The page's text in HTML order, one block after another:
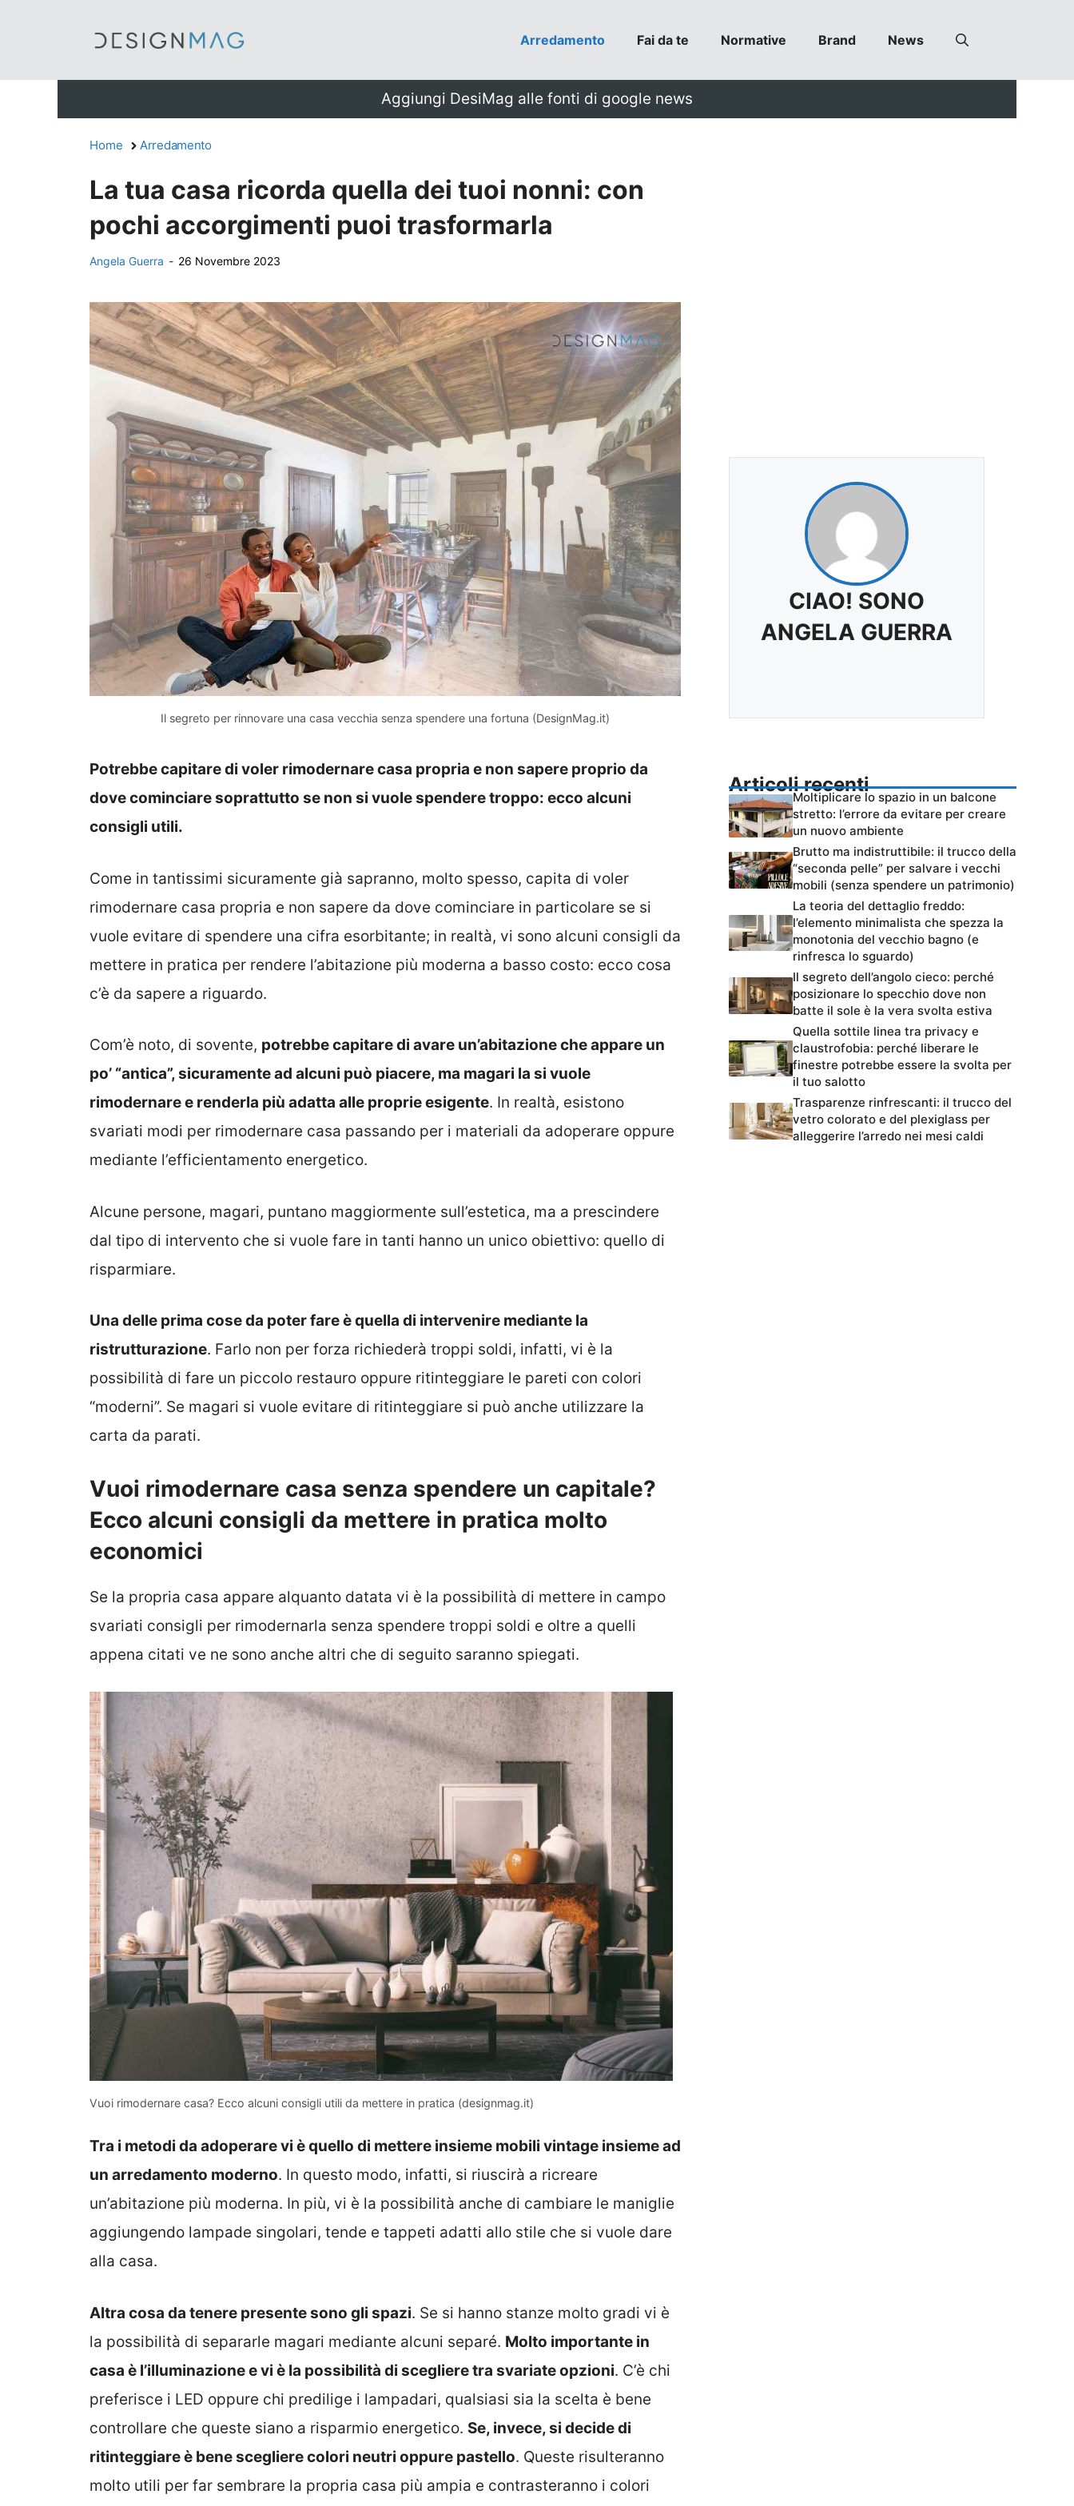
Arredamento Fai da te Normative Brand News
Aggiungi DesiMag alle fonti di google news
Home Arredamento
La tua casa ricorda quella dei tuoi nonni: con
pochi accorgimenti puoi trasformarla
Angela Guerra - 26 Novembre 2023
Il segreto per rinnovare una casa vecchia senza spendere una fortuna (DesignMag.it)
Potrebbe capitare di voler rimodernare casa propria e non sapere proprio da
dove cominciare soprattutto se non si vuole spendere troppo: ecco alcuni
consigli utili.
Come in tantissimi sicuramente già sapranno, molto spesso, capita di voler
rimodernare casa propria e non sapere da dove cominciare in particolare se si
vuole evitare di spendere una cifra esorbitante; in realtà, vi sono alcuni consigli da
mettere in pratica per rendere l’abitazione più moderna a basso costo: ecco cosa
c’è da sapere a riguardo.
Com’è noto, di sovente, potrebbe capitare di avare un’abitazione che appare un
po’ “antica”, sicuramente ad alcuni può piacere, ma magari la si vuole
rimodernare e renderla più adatta alle proprie esigente. In realtà, esistono
svariati modi per rimodernare casa passando per i materiali da adoperare oppure
mediante l’efficientamento energetico.
Alcune persone, magari, puntano maggiormente sull’estetica, ma a prescindere
dal tipo di intervento che si vuole fare in tanti hanno un unico obiettivo: quello di
risparmiare.
Una delle prima cose da poter fare è quella di intervenire mediante la
ristrutturazione. Farlo non per forza richiederà troppi soldi, infatti, vi è la
possibilità di fare un piccolo restauro oppure ritinteggiare le pareti con colori
“moderni”. Se magari si vuole evitare di ritinteggiare si può anche utilizzare la
carta da parati.
Vuoi rimodernare casa senza spendere un capitale?
Ecco alcuni consigli da mettere in pratica molto
economici
Se la propria casa appare alquanto datata vi è la possibilità di mettere in campo
svariati consigli per rimodernarla senza spendere troppi soldi e oltre a quelli
appena citati ve ne sono anche altri che di seguito saranno spiegati.
Vuoi rimodernare casa? Ecco alcuni consigli utili da mettere in pratica (designmag.it)
Tra i metodi da adoperare vi è quello di mettere insieme mobili vintage insieme ad
un arredamento moderno. In questo modo, infatti, si riuscirà a ricreare
un’abitazione più moderna. In più, vi è la possibilità anche di cambiare le maniglie
aggiungendo lampade singolari, tende e tappeti adatti allo stile che si vuole dare
alla casa.
Altra cosa da tenere presente sono gli spazi. Se si hanno stanze molto gradi vi è
la possibilità di separarle magari mediante alcuni separé. Molto importante in
casa è l’illuminazione e vi è la possibilità di scegliere tra svariate opzioni. C’è chi
preferisce i LED oppure chi predilige i lampadari, qualsiasi sia la scelta è bene
controllare che queste siano a risparmio energetico. Se, invece, si decide di
ritinteggiare è bene scegliere colori neutri oppure pastello. Queste risulteranno
molto utili per far sembrare la propria casa più ampia e contrasteranno i colori
CIAO! SONO
ANGELA GUERRA
Articoli recenti
Moltiplicare lo spazio in un balcone
stretto: l’errore da evitare per creare
un nuovo ambiente
Brutto ma indistruttibile: il trucco della
“seconda pelle” per salvare i vecchi
mobili (senza spendere un patrimonio)
La teoria del dettaglio freddo:
l’elemento minimalista che spezza la
monotonia del vecchio bagno (e
rinfresca lo sguardo)
Il segreto dell’angolo cieco: perché
posizionare lo specchio dove non
batte il sole è la vera svolta estiva
Quella sottile linea tra privacy e
claustrofobia: perché liberare le
finestre potrebbe essere la svolta per
il tuo salotto
Trasparenze rinfrescanti: il trucco del
vetro colorato e del plexiglass per
alleggerire l’arredo nei mesi caldi